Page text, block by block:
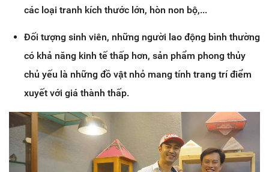
các loại tranh kích thước lớn, hòn non bộ,...
Đối tượng sinh viên, những người lao động bình thường
có khả năng kinh tế thấp hơn, sản phẩm phong thủy
chủ yếu là những đồ vật nhỏ mang tính trang trí điểm
xuyết với giá thành thấp.